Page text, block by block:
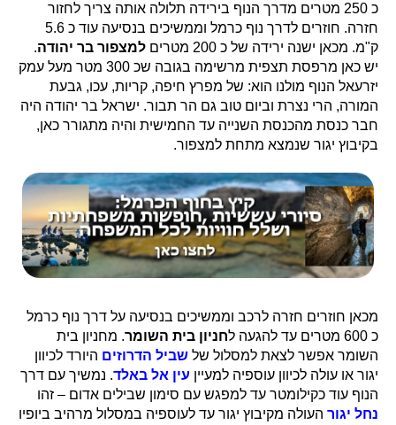
כ 250 מטרים מדרך הנוף בירידה תלולה אותה צריך לחזור
חזרה. חוזרים לדרך נוף כרמל וממשיכים בנסיעה עוד כ 5.6
ק"מ. מכאן ישנה ירידה של כ 200 מטרים
למצפור בר יהודה.
יש כאן מרפסת תצפית מרשימה בגובה שכ 300 מטר מעל עמק
יזרעאל הנוף מולנו הוא: של מפרץ חיפה, קריות, עכו, גבעת
המורה, הרי נצרת וביום טוב גם הר תבור. ישראל בר יהודה היה
חבר כנסת מהכנסת השנייה עד החמישית והיה מתגורר כאן,
בקיבוץ יגור שנמצא מתחת למצפור.
מכאן חוזרים חזרה לרכב וממשיכים בנסיעה על דרך נוף כרמל
כ 600 מטרים עד להגעה ל
חניון בית השומר. מחניון בית
השומר אפשר לצאת למסלול של שביל הדרוזים היורד לכיוון
יגור או עולה לכיוון עוספיה למעיין עין אל באלד. נמשיך עם דרך
הנוף עוד כקילומטר עד למפגש עם סימון שבילים אדום – זהו
נחל יגור העולה מקיבוץ יגור עד לעוספיה במסלול מרהיב ביופיו